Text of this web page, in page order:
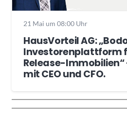
21 Mai um 08:00 Uhr
HausVorteil AG:
Investorenplattform
Release-
mit CEO und CFO.
Trendthemen